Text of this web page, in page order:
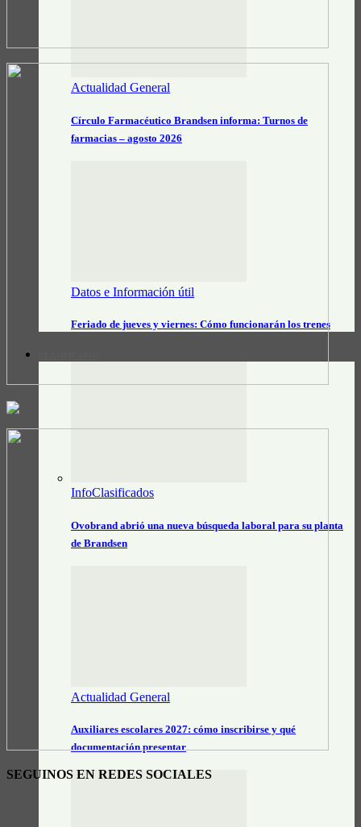
Actualidad General
Círculo Farmacéutico Brandsen informa: Turnos de
farmacias – agosto 2026
Datos e Información útil
Feriado de jueves y viernes: Cómo funcionarán los trenes
InfoClasificados
Ovobrand abrió una nueva búsqueda laboral para su planta
de Brandsen
Actualidad General
Auxiliares escolares 2027: cómo inscribirse y qué
documentación presentar
SEGUINOS EN REDES SOCIALES